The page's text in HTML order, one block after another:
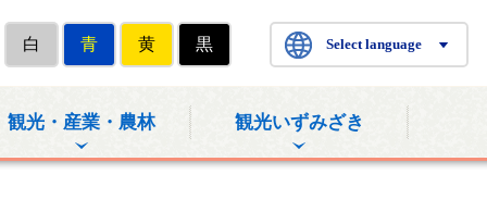
白 青 黄 黒 Select language
観光・産業・農林 観光いずみざき